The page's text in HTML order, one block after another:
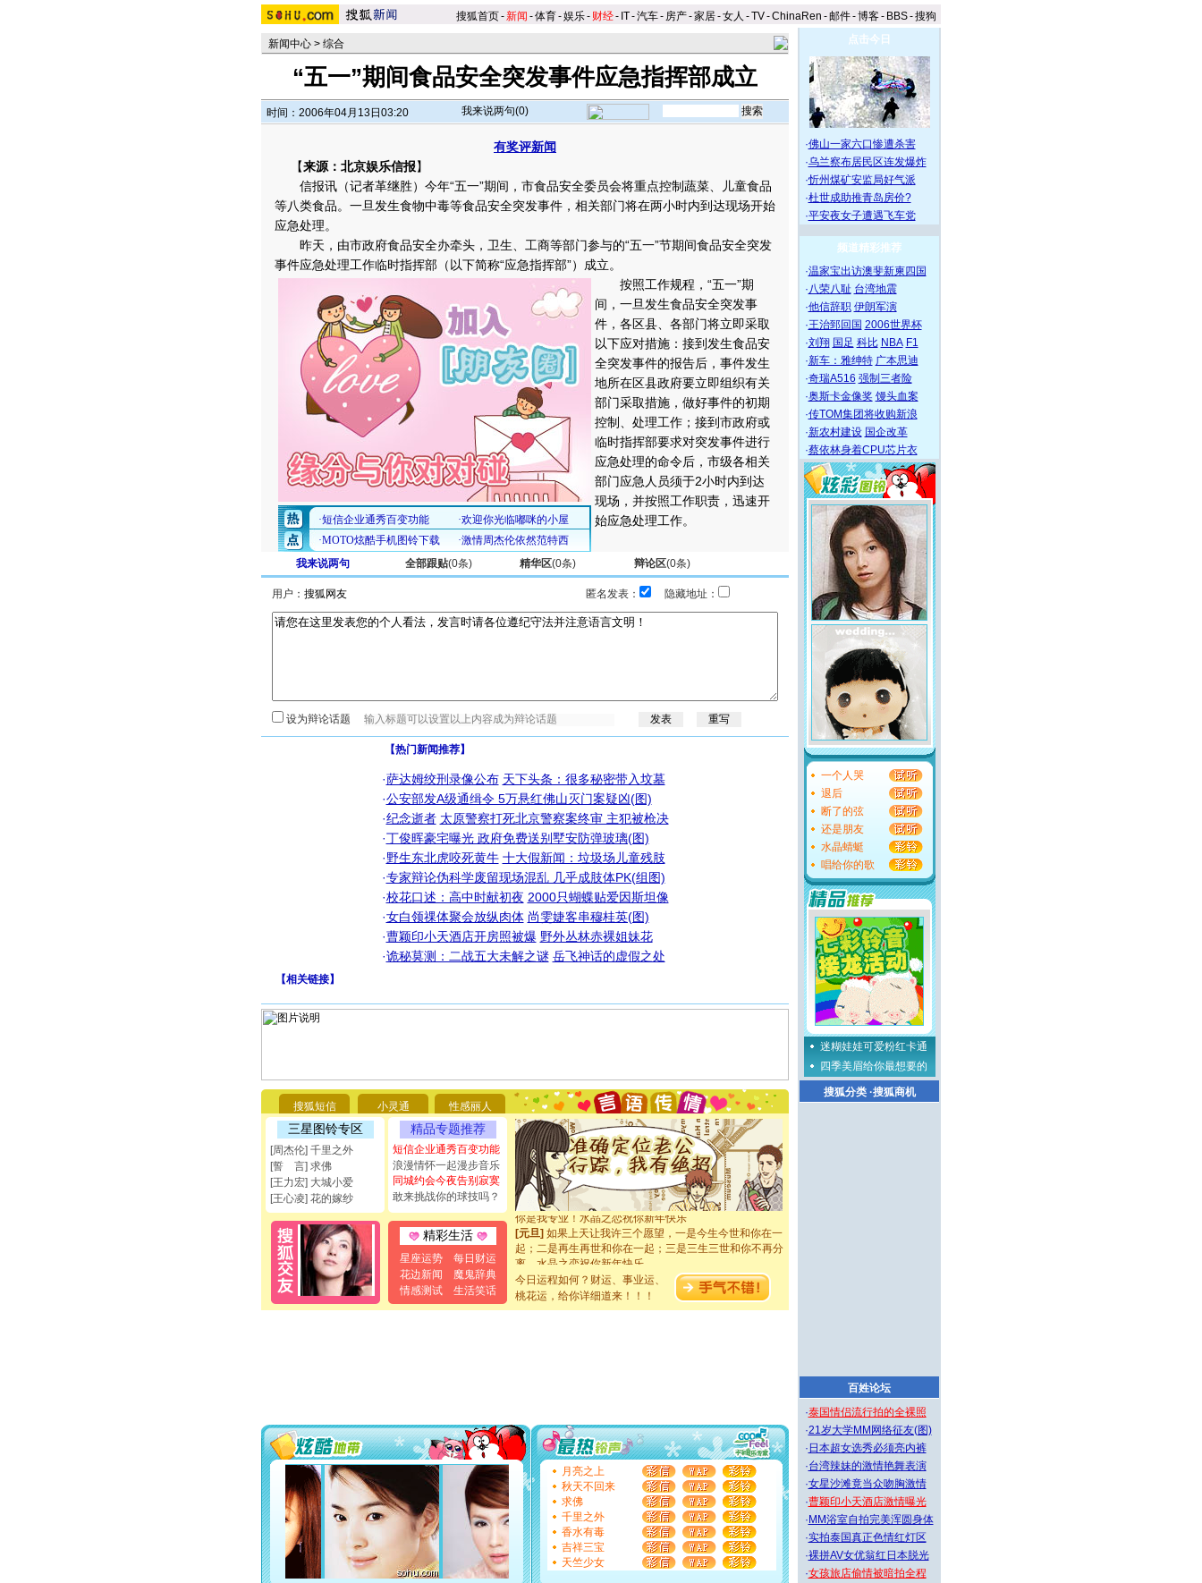
搜狐首页-新闻 -体育-娱乐- 财经- IT-汽车- 房产-家居-女人 -TV-ChinaRen -邮件-博客- BBS-搜狗
新闻中心 > 综合
“五一”期间食品安全突发事件应急指挥部成立
时间：2006年04月13日03:20 我来说两句(0)
有奖评新闻
【来源：北京娱乐信报】
信报讯（记者革继胜）今年“五一”期间，市食品安全委员会将重点控制蔬菜、儿童食品
等八类食品。一旦发生食物中毒等食品安全突发事件，相关部门将在两小时内到达现场开始
应急处理。
昨天，由市政府食品安全办牵头，卫生、工商等部门参与的“五一”节期间食品安全突发
事件应急处理工作临时指挥部（以下简称“应急指挥部”）成立。
按照工作规程，“五一”期
间，一旦发生食品安全突发事
件，各区县、各部门将立即采取
以下应对措施：接到发生食品安
全突发事件的报告后，事件发生
地所在区县政府要立即组织有关
部门采取措施，做好事件的初期
控制、处理工作；接到市政府或
临时指挥部要求对突发事件进行
应急处理的命令后，市级各相关
部门应急人员须于2小时内到达
现场，并按照工作职责，迅速开
始应急处理工作。
我来说两句 全部跟贴(0条) 精华区(0条) 辩论区(0条)
用户： 匿名发表： 隐藏地址：
设为辩论话题
【热门新闻推荐】
·萨达姆绞刑录像公布 天下头条：很多秘密带入坟墓
·公安部发A级通缉令 5万悬红佛山灭门案疑凶(图)
·纪念逝者 太原警察打死北京警察案终审 主犯被枪决
·丁俊晖豪宅曝光 政府免费送别墅安防弹玻璃(图)
·野生东北虎咬死黄牛 十大假新闻：垃圾场儿童残肢
·专家辩论伪科学废留现场混乱 几乎成肢体PK(组图)
·校花口述：高中时献初夜 2000只蝴蝶贴爱因斯坦像
·女白领祼体聚会放纵肉体 尚雯婕客串穆桂英(图)
·曹颖印小天酒店开房照被爆 野外丛林赤裸姐妹花
·诡秘莫测：二战五大未解之谜 岳飞神话的虚假之处
【相关链接】
搜狐短信 小灵通 性感丽人
三星图铃专区
[周杰伦] 千里之外
[誓 言] 求佛
[王力宏] 大城小爱
[王心凌] 花的嫁纱
精品专题推荐
短信企业通秀百变功能
浪漫情怀一起漫步音乐
同城约会今夜告别寂寞
敢来挑战你的球技吗？
精彩生活
星座运势
每日财运
花边新闻
魔鬼辞典
情感测试
生活笑话
要平安！千万要知足！千万不要忘记我！
[圣诞节]不只这样的日子才会想起你,而是这样的日子才
能正大光明地骚扰你,告诉你,圣诞要快乐!新年要快乐!天天
都要快乐噢!
[圣诞节]奉上一颗祝福的心,在这个特别的日子里,愿幸福,
如意,快乐,鲜花,一切美好的祝愿与你同在.圣诞快乐!
[元旦]看到你我会触电；看不到你我要充电；没有你我会
断电。爱你是我职业，想你是我事业，抱你是我特长，吻
你是我专业！水晶之恋祝你新年快乐
[元旦]如果上天让我许三个愿望，一是今生今世和你在一
起；二是再生再世和你在一起；三是三生三世和你不再分
离。水晶之恋祝你新年快乐
[元旦]
当我狠下心扭头离去那一刻，你在我身后无助地哭
泣，这痛楚让我明白我多么爱你。我转身抱住你：这猪不
卖了。水晶之恋祝你新年快乐。
你太多，只有给你五千万：千万快乐！千万要健康！千万
要平安！千万要知足！千万不要忘记我！
[圣诞节]不只这样的日子才会想起你,而是这样的日子才
能正大光明地骚扰你,告诉你,圣诞要快乐!新年要快乐!天天
都要快乐噢!
[圣诞节]奉上一颗祝福的心,在这个特别的日子里,愿幸福,
如意,快乐,鲜花,一切美好的祝愿与你同在.圣诞快乐!
[元旦]
看到你我会触电；看不到你我要充电；没有你我会
断电。爱你是我职业，想你是我事业，抱你是我特长，吻
你是我专业！水晶之恋祝你新年快乐
[元旦]
今日运程如何？财运、事业运、
桃花运，给你详细道来！！！
月亮之上
秋天不回来
求佛
千里之外
香水有毒
吉祥三宝
天竺少女
点击今日
·佛山一家六口惨遭杀害
·乌兰察布居民区连发爆炸
·忻州煤矿安监局好气派
·杜世成助推青岛房价?
·平安夜女子遭遇飞车党
频道精彩推荐
·温家宝出访澳斐新柬四国
·八荣八耻 台湾地震
·他信辞职 伊朗军演
·王治郅回国 2006世界杯
·刘翔 国足 科比 NBA F1
·新车：雅绅特 广本思迪
·奇瑞A516 强制三者险
·奥斯卡金像奖 馒头血案
·传TOM集团将收购新浪
·新农村建设 国企改革
·蔡依林身着CPU芯片衣
一个人哭
退后
断了的弦
还是朋友
水晶蜻蜓
唱给你的歌
迷糊娃娃可爱粉红卡通
四季美眉给你最想要的
搜狐分类·搜狐商机
百姓论坛
·泰国情侣流行拍的全裸照
·21岁大学MM网络征友(图)
· 日本超女选秀必须亮内裤
·台湾辣妹的激情艳舞表演
·女星沙滩竟当众吻胸激情
·曹颖印小天酒店激情曝光
· MM浴室自拍完美浑圆身体
·实拍泰国真正色情红灯区
·裸拼AV女优翁红日本脱光
·女孩旅店偷情被暗拍全程